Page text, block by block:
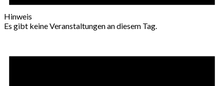
Hinweis
Es gibt keine Veranstaltungen an diesem Tag.